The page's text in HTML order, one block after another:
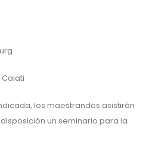
Caiati
los maestrandos asistirán
un seminario para la